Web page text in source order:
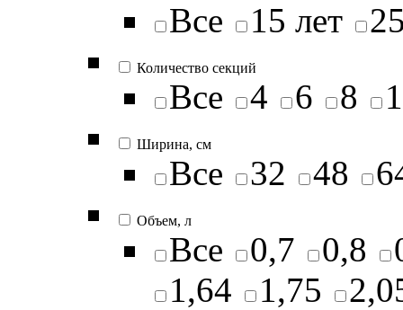
Все 15 лет
Количество секций
Все 4 6 8
Ширина, см
Все 32 48
Объем, л
Все 0,7 0,8
1,64
1,75